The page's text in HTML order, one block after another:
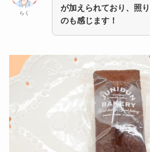
らく
が加えられており、照
のも感じます！